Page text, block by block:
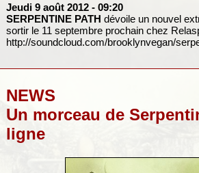
Jeudi 9 août 2012 - 09:20
SERPENTINE PATH dévoile un nouvel
sortir le 11 septembre prochain chez
http://soundcloud.com/brooklynvegan/
NEWS
Un morceau de
ligne